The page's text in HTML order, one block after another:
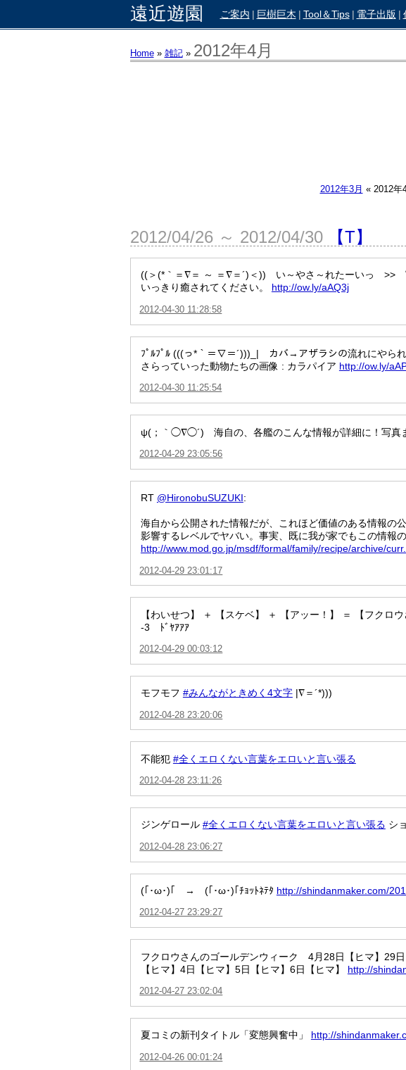
遠近遊園 ご案内 | 巨樹巨木 | Tool＆Tips | 電子出版 |
Home» 雑記» 2012年4月
2012年3月 « 2012年
2012/04/26 ～ 2012/04/30 【T】
((＞(*｀＝∇＝ ～ ＝∇＝´)＜)) い～やさ～れたーいっ >>
いっきり癒されてください。 http://ow.ly/aAQ3j
2012-04-30 11:28:58
ﾌﾟﾙﾌﾟﾙ (((っ*｀＝∇＝´)))_| カバ→アザラシの流れにや
さらっていった動物たちの画像 : カラパイア http://ow.ly/
2012-04-30 11:25:54
ψ(；｀◯∇◯´) 海自の、各艦のこんな情報が詳細に！写真
2012-04-29 23:05:56
RT @HironobuSUZUKI:
海自から公開された情報だが、これほど価値のある情報の
影響するレベルでヤバい。事実、既に我が家でもこの情報
http://www.mod.go.jp/msdf/formal/family/recipe/archive/curr...
2012-04-29 23:01:17
【わいせつ】 ＋ 【スケベ】 ＋ 【アッー！】 ＝ 【フクロウ
-3 ﾄﾞﾔｱｱｱ
2012-04-29 00:03:12
モフモフ #みんながときめく4文字|∇＝´*)))
2012-04-28 23:20:06
不能犯 #全くエロくない言葉をエロいと言い張る
2012-04-28 23:11:26
ジンゲロール #全くエロくない言葉をエロいと言い張る シ
2012-04-28 23:06:27
(｢･ω･)｢ → (｢･ω･)｢ﾁｮｯﾄﾈﾃﾀ http://shindanmaker.com/
2012-04-27 23:29:27
フクロウさんのゴールデンウィーク 4月28日【ヒマ】29
【ヒマ】4日【ヒマ】5日【ヒマ】6日【ヒマ】 http://
2012-04-27 23:02:04
夏コミの新刊タイトル「変態興奮中」 http://
2012-04-26 00:01:24